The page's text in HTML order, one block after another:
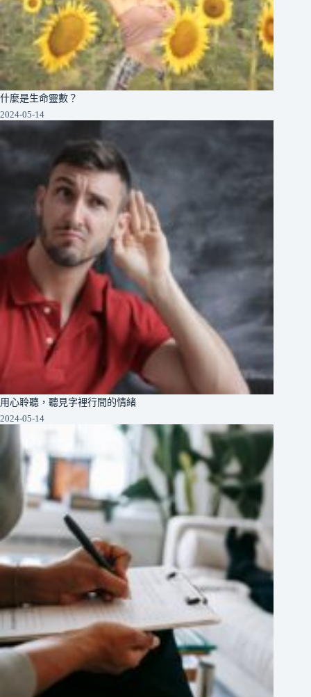
什麼是生命靈數？
2024-05-14
用心聆聽，聽見字裡行間的情緒
2024-05-14